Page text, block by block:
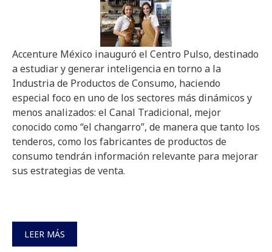
Accenture México inauguró el Centro Pulso, destinado
a estudiar y generar inteligencia en torno a la
Industria de Productos de Consumo, haciendo
especial foco en uno de los sectores más dinámicos y
menos analizados: el Canal Tradicional, mejor
conocido como “el changarro”, de manera que tanto los
tenderos, como los fabricantes de productos de
consumo tendrán información relevante para mejorar
sus estrategias de venta.
LEER MÁS